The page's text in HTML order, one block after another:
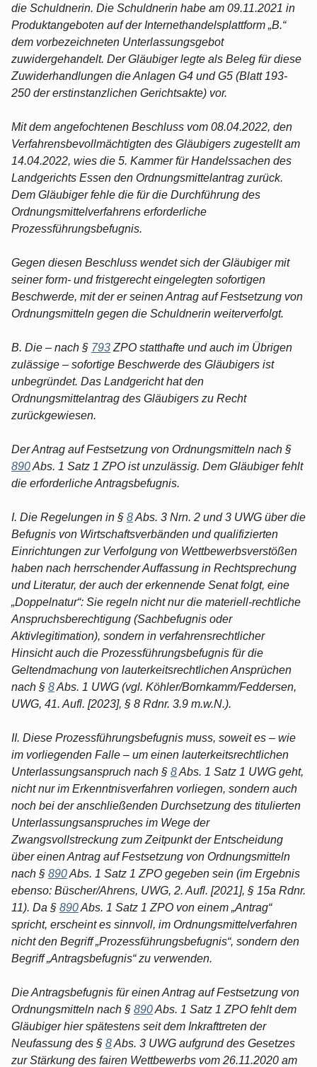
die Schuldnerin. Die Schuldnerin habe am 09.11.2021 in
Produktangeboten auf der Internethandelsplattform „B.“
dem vorbezeichneten Unterlassungsgebot
zuwidergehandelt. Der Gläubiger legte als Beleg für diese
Zuwiderhandlungen die Anlagen G4 und G5 (Blatt 193-
250 der erstinstanzlichen Gerichtsakte) vor.
Mit dem angefochtenen Beschluss vom 08.04.2022, den
Verfahrensbevollmächtigten des Gläubigers zugestellt am
14.04.2022, wies die 5. Kammer für Handelssachen des
Landgerichts Essen den Ordnungsmittelantrag zurück.
Dem Gläubiger fehle die für die Durchführung des
Ordnungsmittelverfahrens erforderliche
Prozessführungsbefugnis.
Gegen diesen Beschluss wendet sich der Gläubiger mit
seiner form- und fristgerecht eingelegten sofortigen
Beschwerde, mit der er seinen Antrag auf Festsetzung von
Ordnungsmitteln gegen die Schuldnerin weiterverfolgt.
B. Die – nach § 793 ZPO statthafte und auch im Übrigen
zulässige – sofortige Beschwerde des Gläubigers ist
unbegründet. Das Landgericht hat den
Ordnungsmittelantrag des Gläubigers zu Recht
zurückgewiesen.
Der Antrag auf Festsetzung von Ordnungsmitteln nach §
890Abs. 1 Satz 1 ZPO ist unzulässig. Dem Gläubiger fehlt
die erforderliche Antragsbefugnis.
I. Die Regelungen in § 8Abs. 3 Nrn. 2 und 3 UWG über die
Befugnis von Wirtschaftsverbänden und qualifizierten
Einrichtungen zur Verfolgung von Wettbewerbsverstößen
haben nach herrschender Auffassung in Rechtsprechung
und Literatur, der auch der erkennende Senat folgt, eine
„Doppelnatur“: Sie regeln nicht nur die materiell-rechtliche
Anspruchsberechtigung (Sachbefugnis oder
Aktivlegitimation), sondern in verfahrensrechtlicher
Hinsicht auch die Prozessführungsbefugnis für die
Geltendmachung von lauterkeitsrechtlichen Ansprüchen
nach § 8Abs. 1 UWG (vgl. Köhler/Bornkamm/Feddersen,
UWG, 41. Aufl. [2023], § 8 Rdnr. 3.9 m.w.N.).
II. Diese Prozessführungsbefugnis muss, soweit es – wie
im vorliegenden Falle – um einen lauterkeitsrechtlichen
Unterlassungsanspruch nach § 8Abs. 1 Satz 1 UWG geht,
nicht nur im Erkenntnisverfahren vorliegen, sondern auch
noch bei der anschließenden Durchsetzung des titulierten
Unterlassungsanspruches im Wege der
Zwangsvollstreckung zum Zeitpunkt der Entscheidung
über einen Antrag auf Festsetzung von Ordnungsmitteln
nach § 890Abs. 1 Satz 1 ZPO gegeben sein (im Ergebnis
ebenso: Büscher/Ahrens, UWG, 2. Aufl. [2021], § 15a Rdnr.
11). Da § 890Abs. 1 Satz 1 ZPO von einem „Antrag“
spricht, erscheint es sinnvoll, im Ordnungsmittelverfahren
nicht den Begriff „Prozessführungsbefugnis“, sondern den
Begriff „Antragsbefugnis“ zu verwenden.
Die Antragsbefugnis für einen Antrag auf Festsetzung von
Ordnungsmitteln nach § 890Abs. 1 Satz 1 ZPO fehlt dem
Gläubiger hier spätestens seit dem Inkrafttreten der
Neufassung des § 8Abs. 3 UWG aufgrund des Gesetzes
zur Stärkung des fairen Wettbewerbs vom 26.11.2020 am